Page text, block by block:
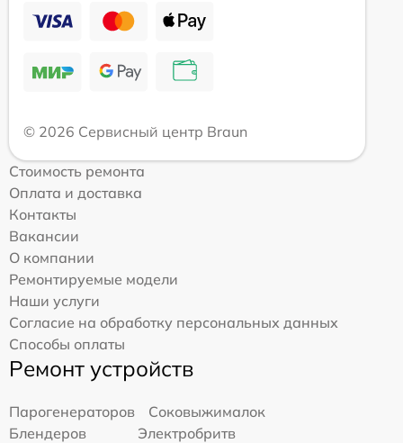
© 2026 Сервисный центр Braun
Стоимость ремонта
Оплата и доставка
Контакты
Вакансии
О компании
Ремонтируемые модели
Наши услуги
Согласие на обработку персональных данных
Способы оплаты
Ремонт устройств
Парогенераторов
Соковыжималок
Блендеров
Электробритв